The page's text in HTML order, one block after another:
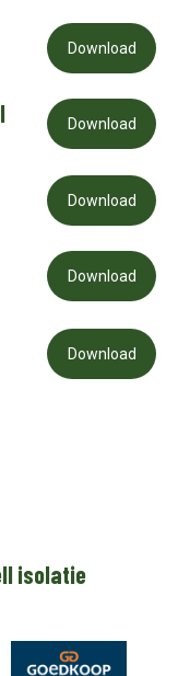
Download
Download
Download
Download
Download
isolatie